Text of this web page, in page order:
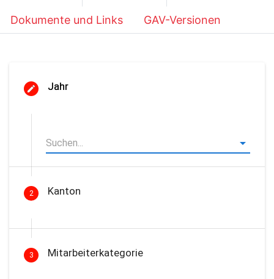
Dokumente und Links GAV-Versionen
Jahr
2 Kanton
3 Mitarbeiterkategorie